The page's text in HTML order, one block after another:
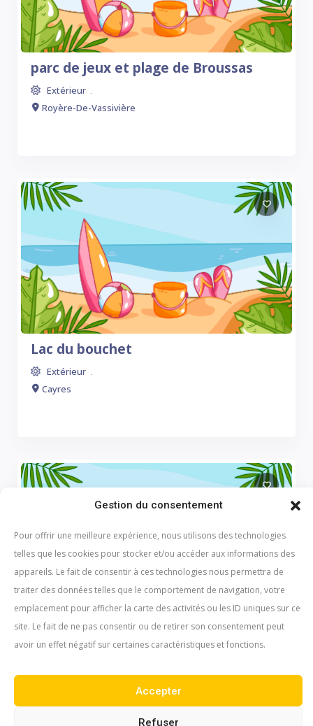
Gestion du consentement
Pour offrir une meilleure expérience, nous utilisons des technologies
telles que les cookies pour stocker et/ou accéder aux informations des
appareils. Le fait de consentir à ces technologies nous permettra de
traiter des données telles que le comportement de navigation, votre
emplacement pour afficher la carte des activités ou les ID uniques sur ce
site. Le fait de ne pas consentir ou de retirer son consentement peut
avoir un effet négatif sur certaines caractéristiques et fonctions.
Accepter
Refuser
parc de jeux et plage de Broussas
Extérieur
Royère-De-Vassivière
Lac du bouchet
Extérieur
Cayres
Plan d’eau de Saugues
Extérieur